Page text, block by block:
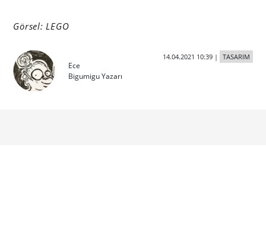
Görsel: LEGO
Ece
Bigumigu Yazarı
14.04.2021 10:39| TASARIM